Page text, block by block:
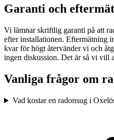
Garanti och
Vi lämnar skriftlig garanti på att
efter installationen. Eftermätning
kvar för högt återvänder vi och
ingen diskussion. Det är så vi vill
Vanliga frågor om
Vad kostar en radonsug i